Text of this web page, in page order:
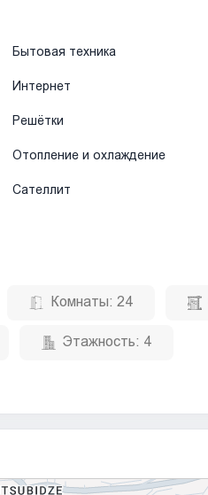
Бытовая техника
Интернет
Решётки
Отопление и охлаждение
Cателлит
Комнаты: 24
Этажность: 4